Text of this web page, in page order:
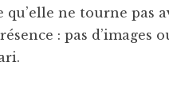
ne tourne pas
: pas d’images